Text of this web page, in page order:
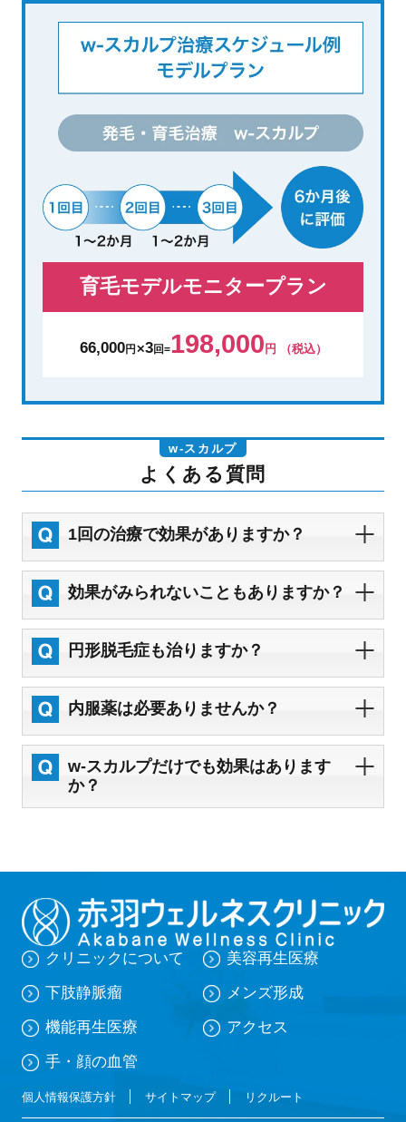
育毛モデルモニタープラン
66,000円 ✕3回=198,000 円 （税込）
w-スカルプ
よくある質問
1回の治療で効果がありますか？
効果がみられないこともありますか？
円形脱毛症も治りますか？
内服薬は必要ありませんか？
w-スカルプだけでも効果はあります
か？
クリニックについて
下肢静脈瘤
機能再生医療
手・顔の血管
美容再生医療
メンズ形成
アクセス
個人情報保護方針 サイトマップ リクルート